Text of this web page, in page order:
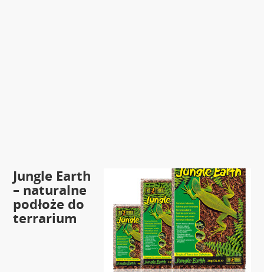
Jungle Earth
– naturalne
podłoże do
terrarium